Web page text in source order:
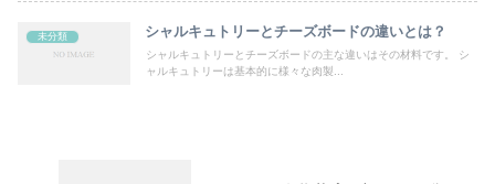
未分類 シャルキュトリーとチーズボードの違いとは？
シャルキュトリーとチーズボードの主な違いはその材料です。 シ
ャルキュトリーは基本的に様々な肉製...